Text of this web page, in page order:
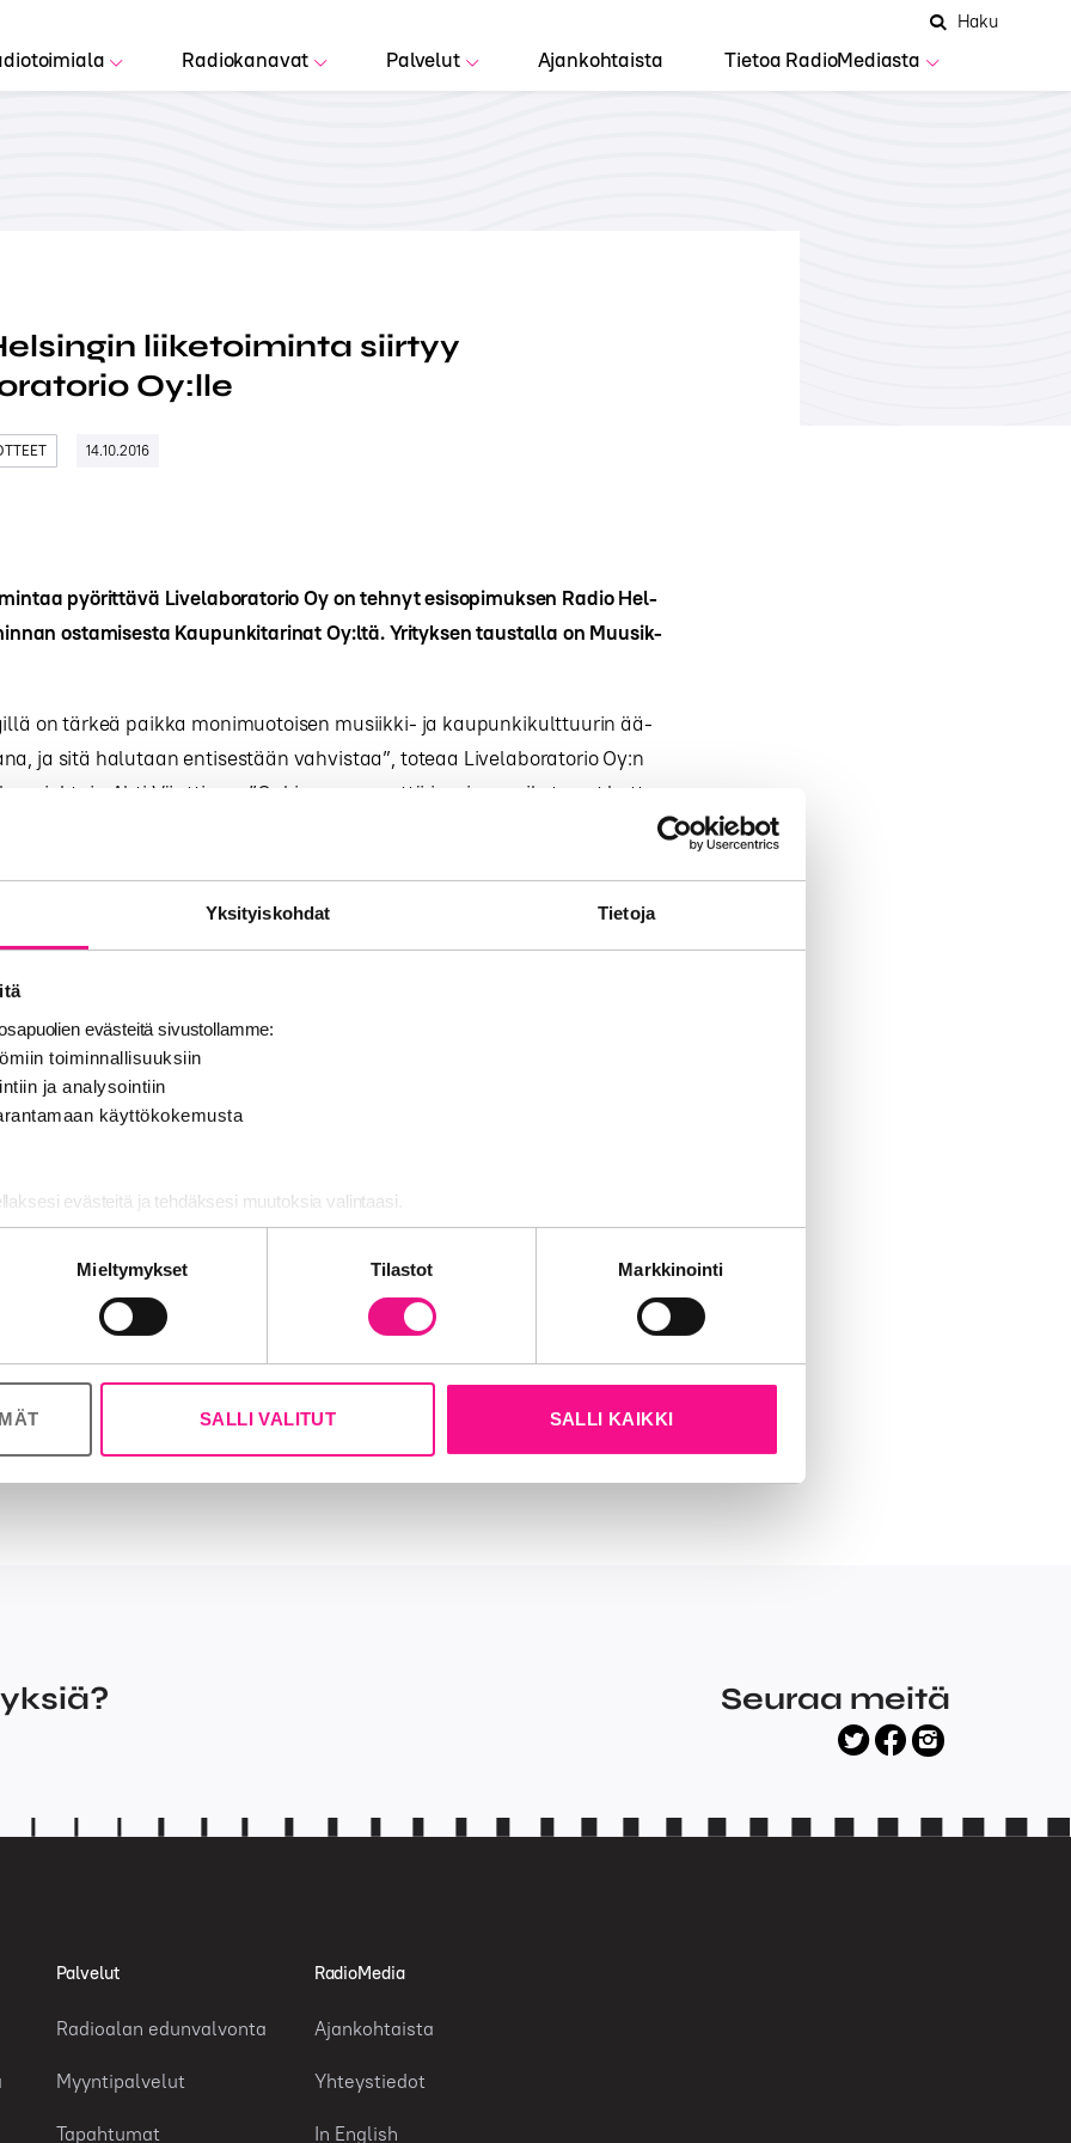
Yksityiskohdat Tietoja
evästeitä sivustollamme:
toiminnallisuuksiin
ja analysointiin
käyttökokemusta
evästeitä ja tehdäksesi muutoksia valintaasi.
ja analytiikka-alan kumppaneillemme tietoja siitä, miten käytät sivustoamme.
Mieltymykset Tilastot Markkinointi
SALLI VALITUT SALLI KAIKKI
Radiokanavat Palvelut Ajankohtaista Tietoa RadioMediasta
AvaaHaku
Hae
liiketoiminta siirtyy
Oy:lle
14.10.2016
pyö­rit­tä­vä Li­ve­la­bo­ra­to­rio Oy on teh­nyt esi­so­pi­muk­sen Ra­dio Hel­
os­ta­mi­ses­ta Kau­pun­ki­ta­ri­nat Oy:l­tä. Yri­tyk­sen taus­tal­la on Muu­sik­
on tär­keä paik­ka mo­ni­muo­toi­sen mu­siik­ki- ja kau­pun­ki­kult­tuu­rin ää­
ja si­tä ha­lu­taan en­ti­ses­tään vah­vis­taa”, to­teaa Li­ve­la­bo­ra­to­rio Oy:n
Ah­ti Vänt­ti­nen. ”On­kin osu­vaa, et­tä juu­ri muu­si­kot ovat kat­to­
mu­ka­na pe­las­ta­mas­sa ka­na­van toi­min­taa.”
luon­te­va rat­kai­su”, iloit­see Kau­pun­ki­ta­ri­nat Oy:n hal­li­tuk­sen pu­heen­
”Ra­dion uu­si ko­ti so­pii hy­vin ka­na­van toi­min­ta­ideo­lo­giaan ja se on
paik­ka kas­vaa ja ke­hit­tyä mo­ni­muo­toi­sen kau­pun­ki­kult­tuu­rin sa­nan­
jat­kon tar­kem­mis­ta yk­si­tyis­koh­dis­ta tie­do­te­taan myö­hem­min. Suun­ni­
uu­den­lai­sia si­säl­tö­mal­le­ja hyö­dyn­tä­mäl­lä G Li­ve­la­bia ja sen tar­joa­
ra­dion teos­sa.
asia­kas­paik­kaa. G Li­ve­la­bia hal­lin­noi han­ket­ta var­ten pe­rus­tet­tu Li­ve­la­
toi­mi­tus­joh­ta­ja­na toi­mii Tan­ja Doug­lass ja omis­ta­ja­na Muu­sik­ko­jen
Oy:n hal­li­tuk­seen kuu­luu jouk­ko ko­ti­mai­sen mu­siik­ki­ken­tän vai­kut­
muo­dos­ta­vat Ah­ti Vänt­ti­nen (pj), Mar­kus Nor­denst­reng, Juk­ka Per­ko,
Min­na Pen­so­la, Mat­ti Lap­pa­lai­nen, Ma­ri Kärk­käi­nen ja Mat­ti Ni­ves.
Seuraa meitä
twitter
facebook
instagram
Palvelut
Radioalan edunvalvonta
Myyntipalvelut
Tapahtumat
RadioMedia
Ajankohtaista
Yhteystiedot
In English